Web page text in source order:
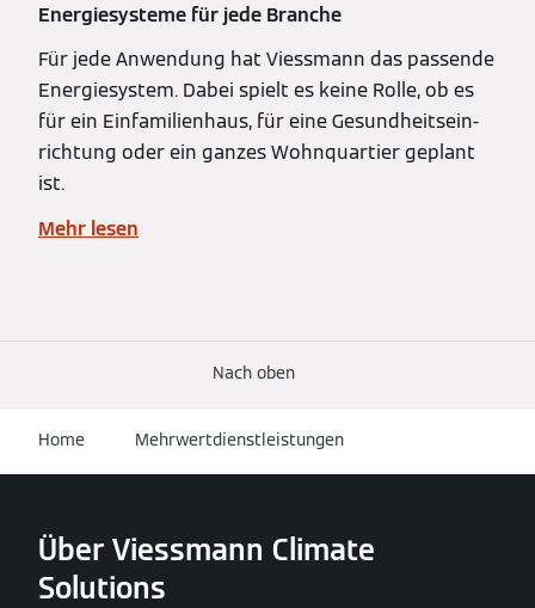
Energiesysteme für jede Branche
Für jede Anwendung hat Viessmann das passende
Energiesystem. Dabei spielt es keine Rolle, ob es
für ein Einfamilienhaus, für eine Gesundheitsein­
richtung oder ein ganzes Wohnquartier geplant
ist.
Mehr lesen
Nach oben
Home Mehrwertdienstleistungen
Über Viessmann Climate
Solutions